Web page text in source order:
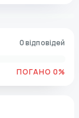
0 відповідей
ПОГАНО 0%